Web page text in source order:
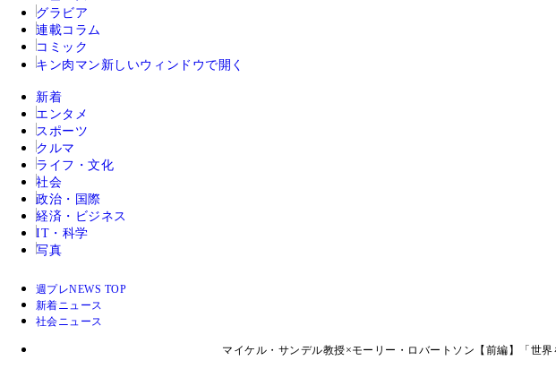
グラビア
連載コラム
コミック
キン肉マン 新しいウィンドウで開く
新着
エンタメ
スポーツ
クルマ
ライフ・文化
社会
政治・国際
経済・ビジネス
IT・科学
写真
週プレNEWS TOP
新着ニュース
社会ニュース
マイケル・サンデル教授×モーリー・ロバートソン【前編】「世